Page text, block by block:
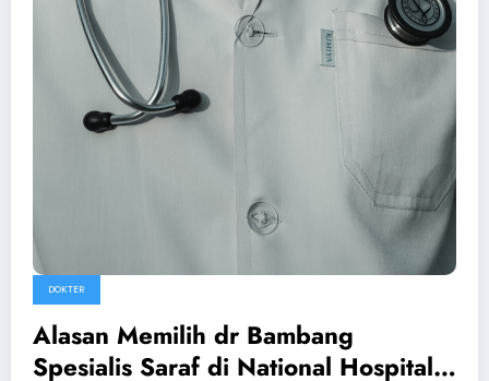
DOKTER
Alasan Memilih dr Bambang
Spesialis Saraf di National Hospital